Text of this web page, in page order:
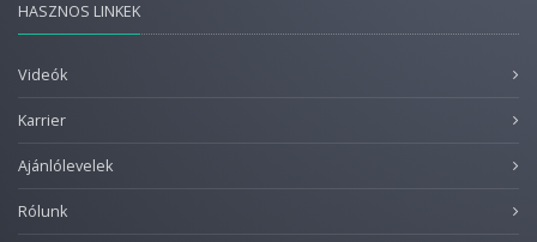
HASZNOS LINKEK
Videók
Karrier
Ajánlólevelek
Rólunk